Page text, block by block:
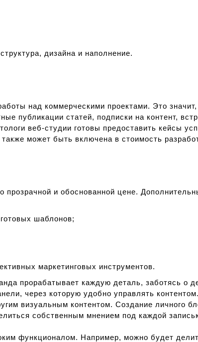
дизайна и наполнение.
над коммерческими проектами. Это значит,
публикации статей, подписки на контент,
веб-студии готовы предоставить кейсы
может быть включена в стоимость
прозрачной и обоснованной цене.
шаблонов;
маркетинговых инструментов.
прорабатывает каждую деталь, заботясь о
через которую удобно управлять
визуальным контентом. Создание личного
собственным мнением под каждой
функционалом. Например, можно будет